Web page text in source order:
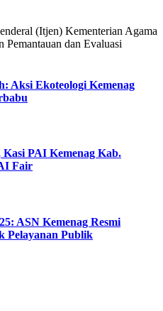
(Itjen) Kementerian Agama
Pemantauan dan Evaluasi
Aksi Ekoteologi Kemenag
PAI Kemenag Kab.
Fair
ASN Kemenag Resmi
Pelayanan Publik